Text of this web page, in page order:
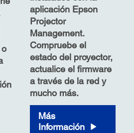
aplicación Epson
Projector
Management.
Compruebe el
estado del proyector,
actualice el firmware
a través de la red y
mucho más.
Más
Información